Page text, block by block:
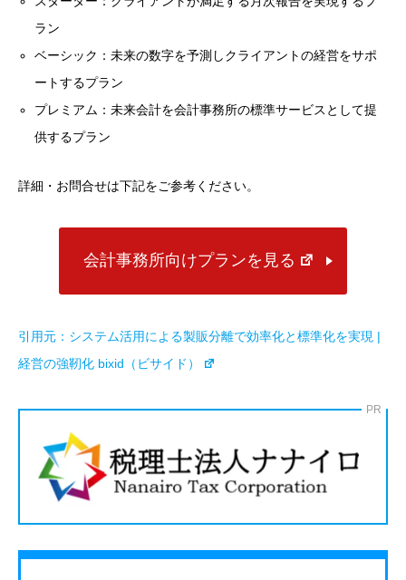
ラン
ベーシック：未来の数字を予測しクライアントの経営をサポ
ートするプラン
プレミアム：未来会計を会計事務所の標準サービスとして提
供するプラン
詳細・お問合せは下記をご参考ください。
会計事務所向けプランを見る
引用元：システム活用による製販分離で効率化と標準化を実現 |
経営の強靭化 bixid（ビサイド）
PR